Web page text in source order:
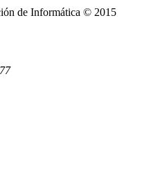
de Informática © 2015